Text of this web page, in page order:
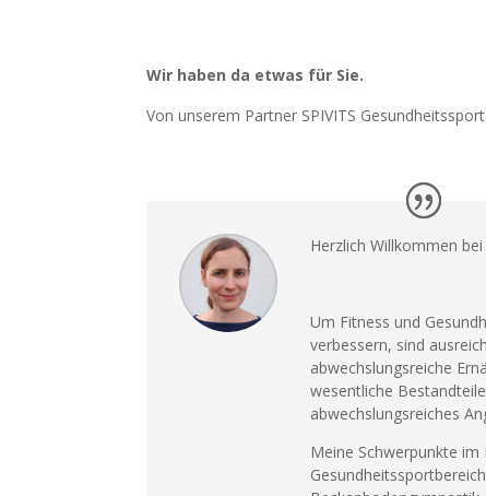
Wir haben da etwas für Sie.
Von unserem Partner SPIVITS Gesundheitssport.
Herzlich Willkommen bei
Um Fitness und
verbessern, sind
abwechslungsreiche
wesentliche
abwechslungsreiches
Meine Schwerpunkte im